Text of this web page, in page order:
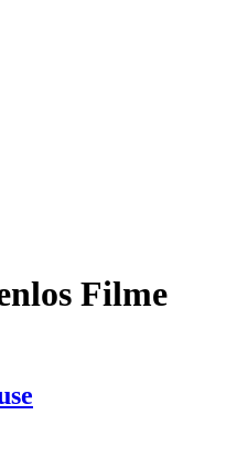
Filme